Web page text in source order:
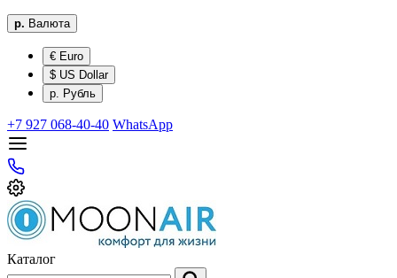
р. Валюта
€ Euro
$ US Dollar
р. Рубль
+7 927 068-40-40 WhatsApp
Каталог